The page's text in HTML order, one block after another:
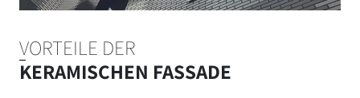
VORTEILE DER
KERAMISCHEN FASSADE